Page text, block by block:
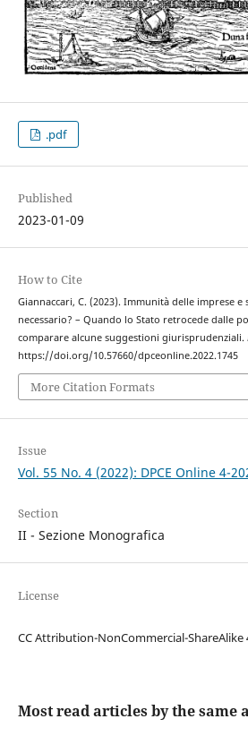
.pdf
Published
2023-01-09
How to Cite
Giannaccari, C. (2023). Immunità delle imprese
necessario? – Quando lo Stato retrocede dalle
comparare alcune suggestioni giurisprudenziali.
https://doi.org/10.57660/dpceonline.2022.1745
More Citation Formats
Issue
Vol. 55 No. 4 (2022): DPCE Online 4-
Section
II - Sezione Monografica
License
CC Attribution-NonCommercial-ShareAlike
Most read articles by the same